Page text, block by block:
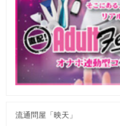
流通問屋「映天」